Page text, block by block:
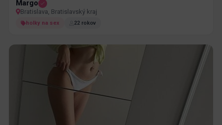
Margo
Bratislava, Bratislavský kraj
holky na sex 22 rokov